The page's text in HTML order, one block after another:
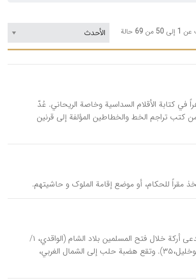
عن 1 إلی 50 من 69 حالة
خطاطا إیراني شهیر کان ماهراً في کتابة الأقلام السداسیة وخاصة الریحاني. عُدّ
کتب تراجم الخط والخطاطین المؤلفة إلی قرنین
مقراً للحکام، أو موضع إقامة الملوک و حاشیتهم.
أَرَک، أو أرکة، مدینة صغیرة في سوریة تقع في محافظة حمص. وکما ورد في المصادر کانت تدعی أرکة خلال فتح المسلمین بلاد الشام (الواقدي، ۱/
۱۳-۱۸، مخـ؛ البلاذري، ۱۵۴). وقد أوردها بعض الکتّاب المعاصرین بشکل أراک (أبوالنصر،۱۳۴؛ أبوخلیل،۳۵). وتقع هضبة حلب إلی الشمال الغربي،